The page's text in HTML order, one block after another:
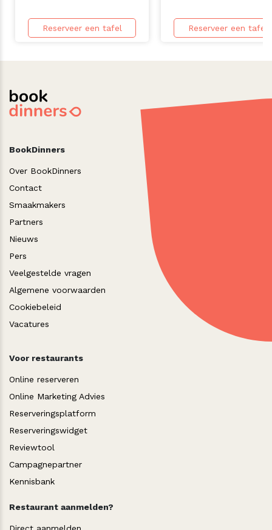
Reserveer een tafel Reserveer een tafel
BookDinners
Over BookDinners
Contact
Smaakmakers
Partners
Nieuws
Pers
Veelgestelde vragen
Algemene voorwaarden
Cookiebeleid
Vacatures
Voor restaurants
Online reserveren
Online Marketing Advies
Reserveringsplatform
Reserveringswidget
Reviewtool
Campagnepartner
Kennisbank
Restaurant aanmelden?